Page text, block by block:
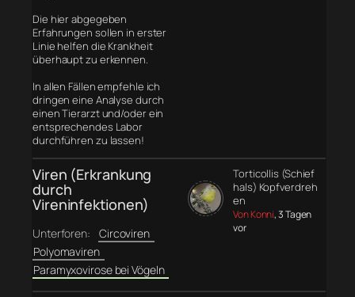
Die hier abgegeben
Erfahrungen sollen in erster
Linie helfen die Krankheit
überhaupt zu erkennen.
In allen Fällen empfehle ich
dringen eine Analyse durch
einen Tierarzt und/oder ein
entsprechendes Labor
durchführen zu lassen!
Viren (Erkrankung
durch
Vireninfektionen)
Unterforen:
Circoviren
Polyomaviren
Paramyxovirose bei Vögeln
Torticollis (Schief
hals) Kopfverdreh
en
Von Konni, 3 Tagen
vor